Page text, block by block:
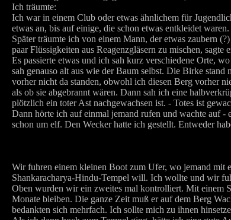
Ich träumte:
Ich war in einem Club oder etwas ähnlichem für
etwas an, bis auf einige, die schon etwas entkleidet
Später träumte ich von einem Mann, der etwas zaubern
paar Flüssigkeiten aus Reagenzgläsern zu mischen,
Es passierte etwas und ich sah kurz verschiedene Orte,
sah genauso alt aus wie der Baum selbst. Die Birke
vorher nicht da standen, obwohl ich diesen Berg vorher
als ob sie abgebrannt wären. Dann sah ich eine
plötzlich ein toter Ast nachgewachsen ist. - Totes ist
Dann hörte ich auf einmal jemand rufen und wachte auf
schon um elf. Den Wecker hatte ich gestellt. Entweder
Wir fuhren einem kleinen Boot zum Ufer, wo jemand mit
Shankaracharya-Hindu-Tempel will. Ich wollte und wir
Oben wurden wir ein zweites mal kontrolliert. Mit einem
Monate bleiben. Die ganze Zeit muß er auf dem Berg
bedankten sich mehrfach. Ich sollte mich zu ihnen